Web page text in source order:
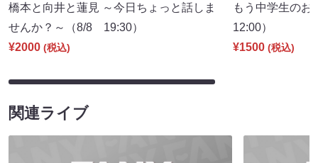
橋本と向井と蓮見 ～今日ちょっと話しま
せんか？～（8/8 19:30）
¥2000 (税込)
もう中学生の
12:00）
¥1500 (税込)
関連ライブ